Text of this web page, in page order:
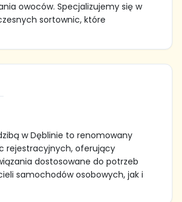
owoców. Specjalizujemy się w
sortownic, które
w Dęblinie to renomowany
rejestracyjnych, oferujący
dostosowane do potrzeb
samochodów osobowych, jak i